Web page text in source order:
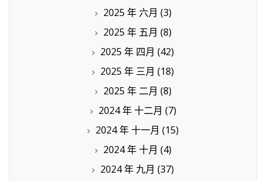
2025 年 六月 (3)
2025 年 五月 (8)
2025 年 四月 (42)
2025 年 三月 (18)
2025 年 二月 (8)
2024 年 十二月 (7)
2024 年 十一月 (15)
2024 年 十月 (4)
2024 年 九月 (37)